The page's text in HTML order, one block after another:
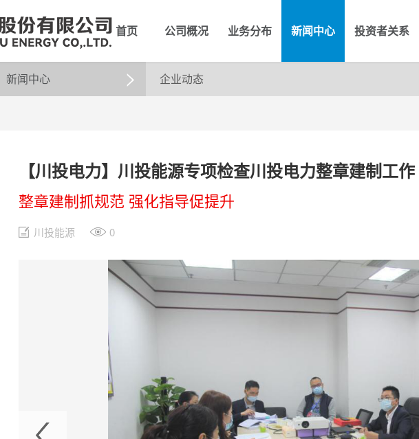
首页 公司概况 业务分布 新闻中心 投资者关系
企业荣誉
公司邮箱
新闻中心  企业动态
【川投电力】川投能源专项检查川投电力整章建制工作
整章建制抓规范 强化指导促提升
川投能源 0